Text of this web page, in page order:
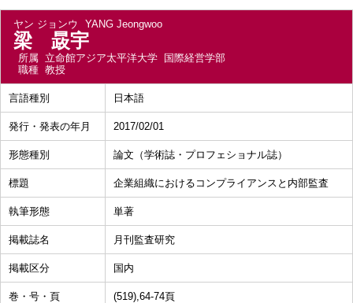
ヤン ジョンウ YANG Jeongwoo
梁 晸宇
所属 立命館アジア太平洋大学 国際経営学部
職種 教授
言語種別 日本語
発行・発表の年月 2017/02/01
形態種別 論文（学術誌・プロフェショナル誌）
標題 企業組織におけるコンプライアンスと内部監査
執筆形態 単著
掲載誌名 月刊監査研究
掲載区分 国内
巻・号・頁 (519),64-74頁